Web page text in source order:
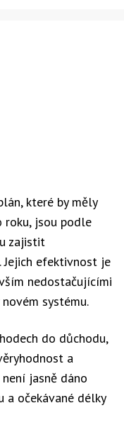
které by měly
roku, jsou podle
zajistit
Jejich efektivnost je
nedostačujícími
systému.
do důchodu,
a
jasně dáno
a očekávané délky